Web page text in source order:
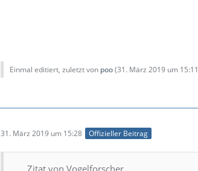
Einmal editiert, zuletzt von poo(31. März 2019 um 15:11
31. März 2019 um 15:28 Offizieller Beitrag